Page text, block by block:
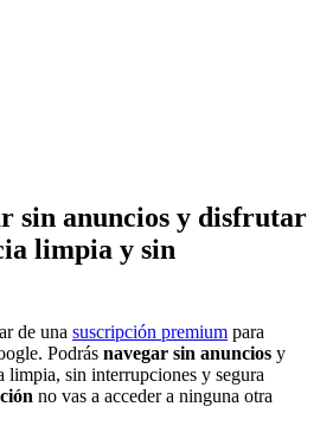
sin anuncios y disfrutar
limpia y sin
de una suscripción premium para
Podrás navegar sin anuncios y
limpia, sin interrupciones y segura
no vas a acceder a ninguna otra